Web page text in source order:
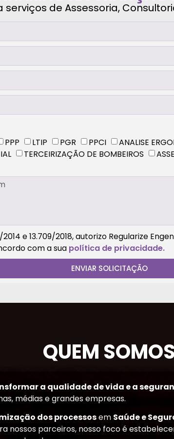
de Assessoria,
PPP LTIP PGR PPCI
ANALISE
TERCEIRIZAÇÃO DE BOMBEIROS
e 13.709/2018, autorizo Regularize
com a sua política de privacidade.
ENVIAR SOLICITAÇÃO
QUEM SOMOS
a qualidade de vida e a
médias e grandes empresas.
dos processosem Saúde e
nossos parceiros, nosso foco é